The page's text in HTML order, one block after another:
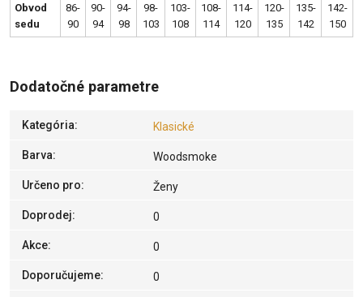
Obvod
sedu
86-
90
90-
94
94-
98
98-
103
103-
108
108-
114
114-
120
120-
135
135-
142
142-
150
Dodatočné parametre
Kategória: Klasické
Barva: Woodsmoke
Určeno pro: Ženy
Doprodej: 0
Akce: 0
Doporučujeme: 0